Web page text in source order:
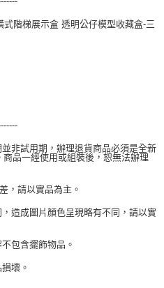
階梯展示盒 透明公仔模型收藏盒-三
非試用期，辦理退貨商品必須是全新
品一經使用或組裝後，恕無法辦理
，請以實品為主。
造成圖片顏色呈現略有不同，請以實
包含擺飾物品。
壞。